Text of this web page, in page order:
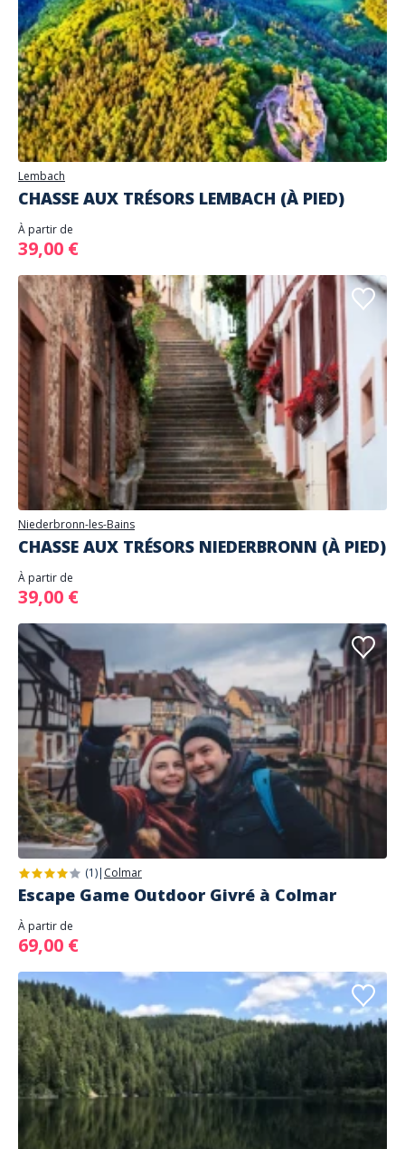
Lembach
CHASSE AUX TRÉSORS LEMBACH (À PIED)
À partir de
39,00 €
Niederbronn-les-Bains
CHASSE AUX TRÉSORS NIEDERBRONN (À PIED)
À partir de
39,00 €
(1)| Colmar
Escape Game Outdoor Givré à Colmar
À partir de
69,00 €